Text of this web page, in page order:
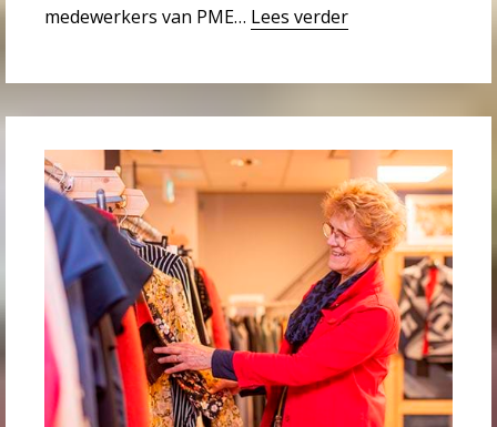
medewerkers van PME… Lees verder